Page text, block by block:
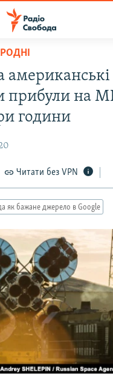
американські
прибули на
години
Читати без VPN
як бажане джерело в Google